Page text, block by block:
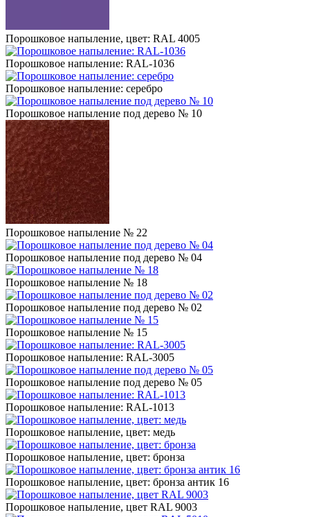
Порошковое напыление, цвет: RAL 4005
Порошковое напыление: RAL-1036
Порошковое напыление: серебро
Порошковое напыление под дерево № 10
Порошковое напыление № 22
Порошковое напыление под дерево № 04
Порошковое напыление № 18
Порошковое напыление под дерево № 02
Порошковое напыление № 15
Порошковое напыление: RAL-3005
Порошковое напыление под дерево № 05
Порошковое напыление: RAL-1013
Порошковое напыление, цвет: медь
Порошковое напыление, цвет: бронза
Порошковое напыление, цвет: бронза антик 16
Порошковое напыление, цвет RAL 9003